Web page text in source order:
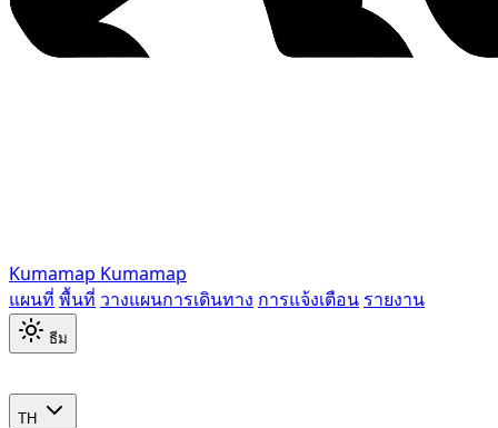
Kumamap Kumamap
แผนที่ พื้นที่ วางแผนการเดินทาง การแจ้งเตือน รายงาน
ธีม
TH